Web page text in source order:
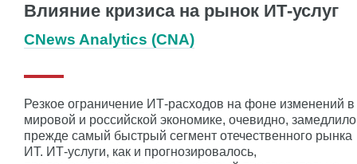
Влияние кризиса на рынок ИТ-услуг
CNews Analytics (CNA)
Резкое ограничение ИТ-расходов на фоне изменений в
мировой и российской экономике, очевидно, замедлило
прежде самый быстрый сегмент отечественного рынка
ИТ. ИТ-услуги, как и прогнозировалось,